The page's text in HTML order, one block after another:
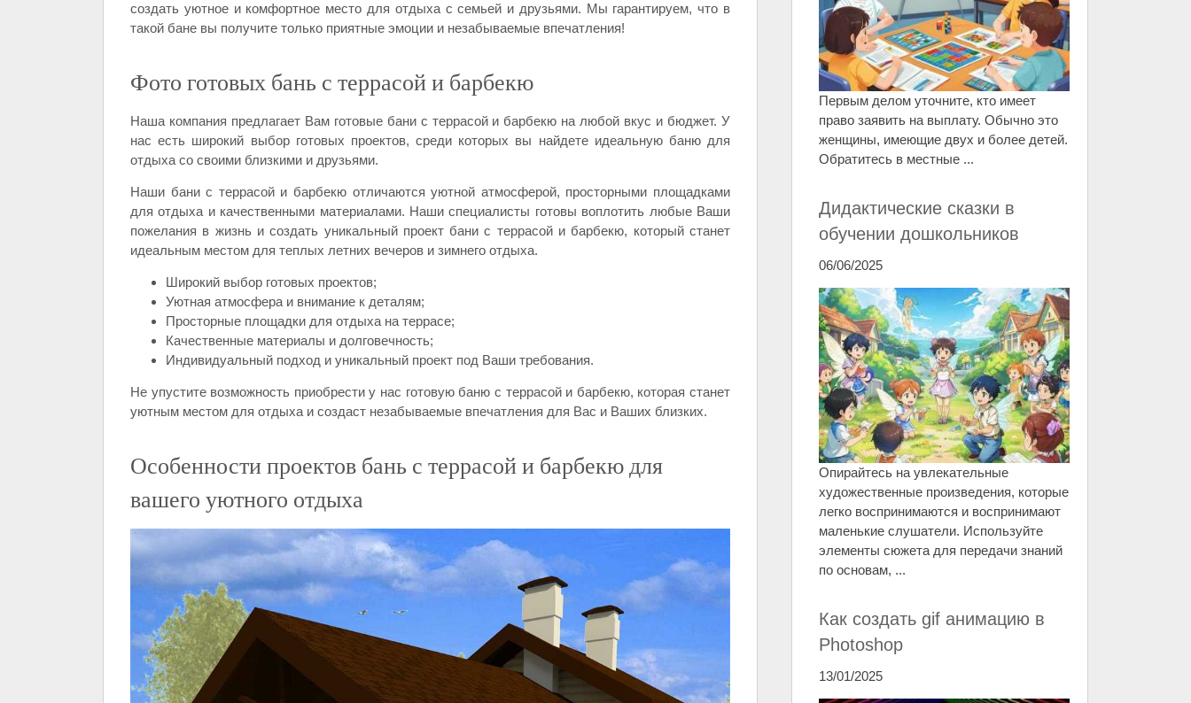
создать уютное и комфортное место для отдыха с семьей и друзьями. Мы гарантируем, что в
такой бане вы получите только приятные эмоции и незабываемые впечатления!
Фото готовых бань с террасой и барбекю
Наша компания предлагает Вам готовые бани с террасой и барбекю на любой вкус и бюджет. У
нас есть широкий выбор готовых проектов, среди которых вы найдете идеальную баню для
отдыха со своими близкими и друзьями.
Наши бани с террасой и барбекю отличаются уютной атмосферой, просторными площадками
для отдыха и качественными материалами. Наши специалисты готовы воплотить любые Ваши
пожелания в жизнь и создать уникальный проект бани с террасой и барбекю, который станет
идеальным местом для теплых летних вечеров и зимнего отдыха.
Широкий выбор готовых проектов;
Уютная атмосфера и внимание к деталям;
Просторные площадки для отдыха на террасе;
Качественные материалы и долговечность;
Индивидуальный подход и уникальный проект под Ваши требования.
Не упустите возможность приобрести у нас готовую баню с террасой и барбекю, которая станет
уютным местом для отдыха и создаст незабываемые впечатления для Вас и Ваших близких.
Особенности проектов бань с террасой и барбекю для
вашего уютного отдыха
Первым делом уточните, кто имеет
право заявить на выплату. Обычно это
женщины, имеющие двух и более детей.
Обратитесь в местные ...
Дидактические сказки в
обучении дошкольников
06/06/2025
Опирайтесь на увлекательные
художественные произведения, которые
легко воспринимаются и воспринимают
маленькие слушатели. Используйте
элементы сюжета для передачи знаний
по основам, ...
Как создать gif анимацию в
Photoshop
13/01/2025